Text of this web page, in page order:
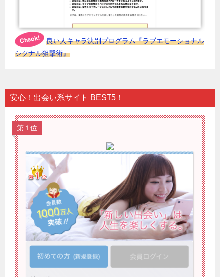
良い人キャラ決別プログラム『ラブエモーショナル
シグナル狙撃術』
安心！出会い系サイト BEST5！
第１位